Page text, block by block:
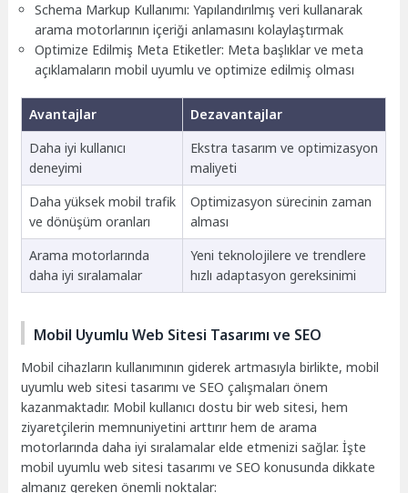
Schema Markup Kullanımı: Yapılandırılmış veri kullanarak
arama motorlarının içeriği anlamasını kolaylaştırmak
Optimize Edilmiş Meta Etiketler: Meta başlıklar ve meta
açıklamaların mobil uyumlu ve optimize edilmiş olması
Avantajlar
Dezavantajlar
Daha iyi kullanıcı
deneyimi
Ekstra tasarım ve optimizasyon
maliyeti
Daha yüksek mobil trafik
ve dönüşüm oranları
Optimizasyon sürecinin zaman
alması
Arama motorlarında
daha iyi sıralamalar
Yeni teknolojilere ve trendlere
hızlı adaptasyon gereksinimi
Mobil Uyumlu Web Sitesi Tasarımı ve SEO
Mobil cihazların kullanımının giderek artmasıyla birlikte, mobil
uyumlu web sitesi tasarımı ve SEO çalışmaları önem
kazanmaktadır. Mobil kullanıcı dostu bir web sitesi, hem
ziyaretçilerin memnuniyetini arttırır hem de arama
motorlarında daha iyi sıralamalar elde etmenizi sağlar. İşte
mobil uyumlu web sitesi tasarımı ve SEO konusunda dikkate
almanız gereken önemli noktalar: